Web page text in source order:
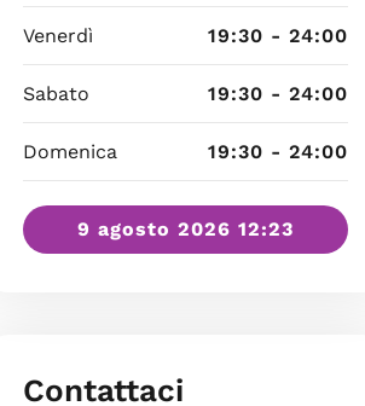
Venerdì 19:30 - 24:00
Sabato 19:30 - 24:00
Domenica 19:30 - 24:00
9 agosto 2026 12:23
Contattaci